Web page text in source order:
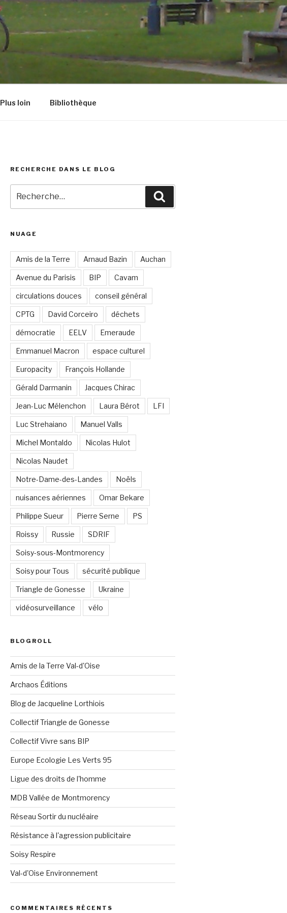
Plus loin Bibliothèque
RECHERCHE DANS LE BLOG
pour
NUAGE
Amis de la Terre Arnaud Bazin Auchan
Avenue du Parisis BIP Cavam
circulations douces conseil général
CPTG David Corceiro déchets
démocratie EELV Emeraude
Emmanuel Macron espace culturel
Europacity François Hollande
Gérald Darmanin Jacques Chirac
Jean-Luc Mélenchon Laura Bérot LFI
Luc Strehaiano Manuel Valls
Michel Montaldo Nicolas Hulot
Nicolas Naudet
Notre-Dame-des-Landes Noëls
nuisances aériennes Omar Bekare
Philippe Sueur Pierre Serne PS
Roissy Russie SDRIF
Soisy-sous-Montmorency
Soisy pour Tous sécurité publique
Triangle de Gonesse Ukraine
vidéosurveillance vélo
BLOGROLL
Amis de la Terre Val-d'Oise
Archaos Éditions
Blog de Jacqueline Lorthiois
Collectif Triangle de Gonesse
Collectif Vivre sans BIP
Europe Ecologie Les Verts 95
Ligue des droits de l'homme
MDB Vallée de Montmorency
Réseau Sortir du nucléaire
Résistance à l'agression publicitaire
Soisy Respire
Val-d'Oise Environnement
COMMENTAIRES RÉCENTS